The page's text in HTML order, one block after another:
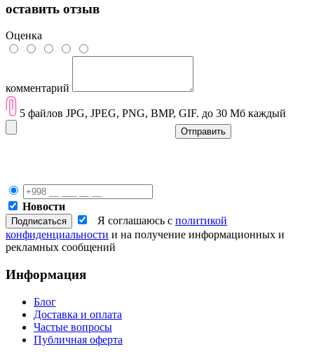
оставить отзыв
Оценка
комментарий
5 файлов JPG, JPEG, PNG, BMP, GIF. до 30 Мб каждый
Отправить
Новости
Я соглашаюсь с политикой
конфиденциальности и на получение информационных и
рекламных сообщений
Информация
Блог
Доставка и оплата
Частые вопросы
Публичная оферта